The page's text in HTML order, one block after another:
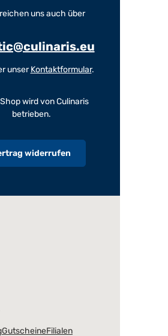
uns auch über
unserKontaktformular.
wird von Culinaris
betrieben.
widerrufen
GutscheineFilialen